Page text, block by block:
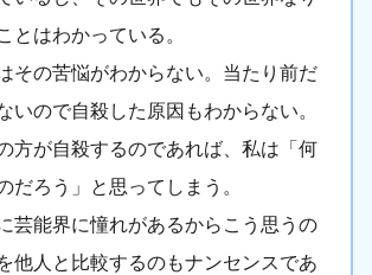
とはわかっている。
その苦悩がわからない。当たり前だ
いので自殺した原因もわからない。
方が自殺するのであれば、私は「何
だろう」と思ってしまう。
芸能界に憧れがあるからこう思うの
他人と比較するのもナンセンスであ